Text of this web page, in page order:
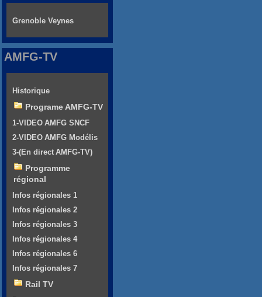
Grenoble Veynes
AMFG-TV
Historique
Programe AMFG-TV
1-VIDEO AMFG SNCF
2-VIDEO AMFG Modélis
3-(En direct AMFG-TV)
Programme
régional
Infos régionales 1
Infos régionales 2
Infos régionales 3
Infos régionales 4
Infos régionales 6
Infos régionales 7
Rail TV